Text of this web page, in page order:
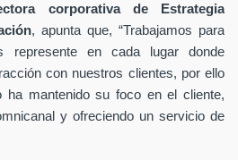
corporativa de Estrategia
, apunta que, “Trabajamos para
represente en cada lugar donde
con nuestros clientes, por ello
mantenido su foco en el cliente,
y ofreciendo un servicio de